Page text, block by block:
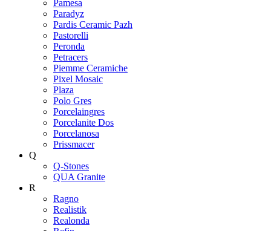
Pamesa
Paradyz
Pardis Ceramic Pazh
Pastorelli
Peronda
Petracers
Piemme Ceramiche
Pixel Mosaic
Plaza
Polo Gres
Porcelaingres
Porcelanite Dos
Porcelanosa
Prissmacer
Q
Q-Stones
QUA Granite
R
Ragno
Realistik
Realonda